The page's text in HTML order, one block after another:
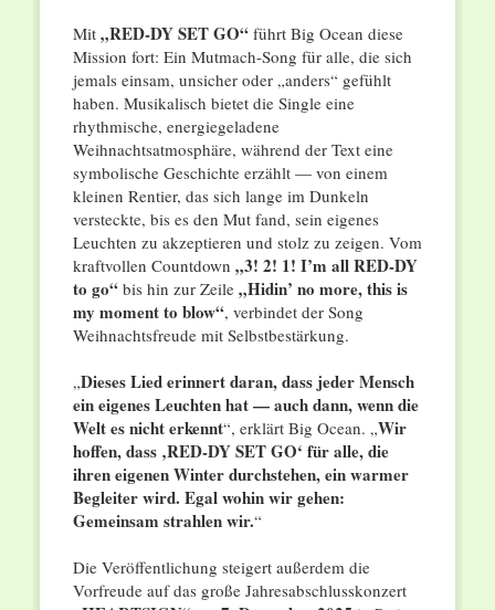
Mit „RED-DY SET GO“führt Big Ocean diese
Mission fort: Ein Mutmach-Song für alle, die sich
jemals einsam, unsicher oder „anders“ gefühlt
haben. Musikalisch bietet die Single eine
rhythmische, energiegeladene
Weihnachtsatmosphäre, während der Text eine
symbolische Geschichte erzählt — von einem
kleinen Rentier, das sich lange im Dunkeln
versteckte, bis es den Mut fand, sein eigenes
Leuchten zu akzeptieren und stolz zu zeigen. Vom
kraftvollen Countdown „3! 2! 1! I’m all RED-DY
to go“bis hin zur Zeile „Hidin’ no more, this is
my moment to blow“, verbindet der Song
Weihnachtsfreude mit Selbstbestärkung.
„Dieses Lied erinnert daran, dass jeder Mensch
ein eigenes Leuchten hat — auch dann, wenn die
Welt es nicht erkennt“, erklärt Big Ocean. „Wir
hoffen, dass ‚RED-DY SET GO‘ für alle, die
ihren eigenen Winter durchstehen, ein warmer
Begleiter wird. Egal wohin wir gehen:
Gemeinsam strahlen wir.“
Die Veröffentlichung steigert außerdem die
Vorfreude auf das große Jahresabschlusskonzert